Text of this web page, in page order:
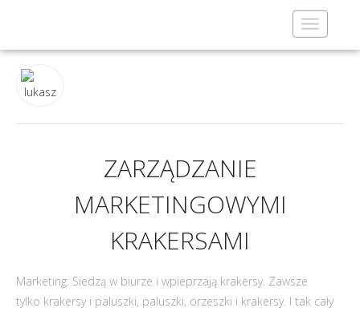
Toggle
ZARZĄDZANIE
MARKETINGOWYMI
KRAKERSAMI
Marketing: Siedzą w biurze i wpieprzają krakersy. Zawsze
tylko krakersy i paluszki, paluszki, orzeszki i krakersy. I tak cały